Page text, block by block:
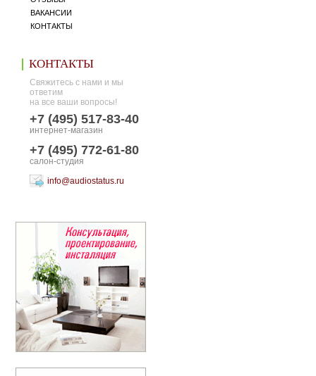
ВАКАНСИИ
КОНТАКТЫ
КОНТАКТЫ
Свяжитесь с нами и мы
ответим
на все ваши вопросы!
+7 (495) 517-83-40
интернет-магазин
+7 (495) 772-61-80
салон-студия
info@audiostatus.ru